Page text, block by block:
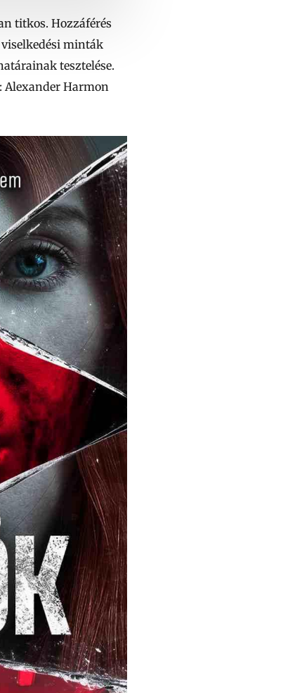
titkos. Hozzáférés
viselkedési minták
tesztelése.
Alexander Harmon